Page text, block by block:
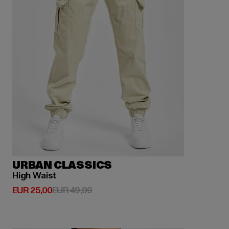
URBAN CLASSICS
High Waist
EUR 25,00
Huidige prijs: EUR 25,00
EUR 49,99Actieprijs: EUR 49,99